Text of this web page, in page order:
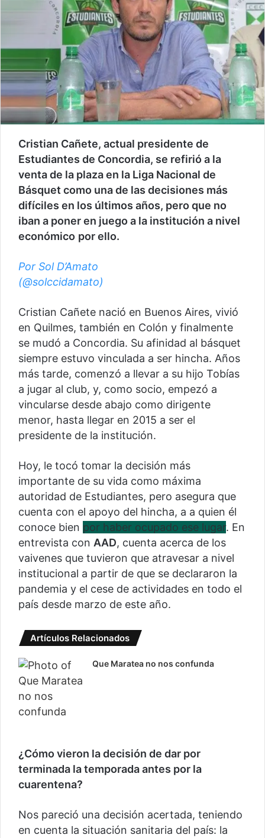
Cristian Cañete, actual presidente de
Estudiantes de Concordia, se refirió a la
venta de la plaza en la Liga Nacional de
Básquet como una de las decisiones más
difíciles en los últimos años, pero que no
iban a poner en juego a la institución a nivel
económico por ello.
Por Sol D’Amato
(@solccidamato)
Cristian Cañete nació en Buenos Aires, vivió
en Quilmes, también en Colón y finalmente
se mudó a Concordia. Su afinidad al básquet
siempre estuvo vinculada a ser hincha. Años
más tarde, comenzó a llevar a su hijo Tobías
a jugar al club, y, como socio, empezó a
vincularse desde abajo como dirigente
menor, hasta llegar en 2015 a ser el
presidente de la institución.
Hoy, le tocó tomar la decisión más
importante de su vida como máxima
autoridad de Estudiantes, pero asegura que
cuenta con el apoyo del hincha, a a quien él
conoce bien por haber ocupado ese lugar. En
entrevista con AAD, cuenta acerca de los
vaivenes que tuvieron que atravesar a nivel
institucional a partir de que se declararon la
pandemia y el cese de actividades en todo el
país desde marzo de este año.
Artículos Relacionados
Que Maratea no nos confunda
¿Cómo vieron la decisión de dar por
terminada la temporada antes por la
cuarentena?
Nos pareció una decisión acertada, teniendo
en cuenta la situación sanitaria del país: la